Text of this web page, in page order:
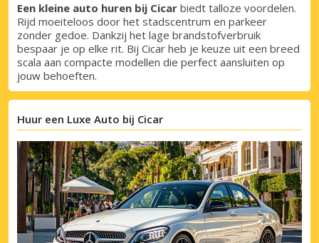
Topbesparingen
Krijg toegang tot exclusieve
partneraanbiedingen
Inloggen met eLink
Een kleine auto huren bij Cicar biedt talloze voordelen.
Rijd moeiteloos door het stadscentrum en parkeer
zonder gedoe. Dankzij het lage brandstofverbruik
bespaar je op elke rit. Bij Cicar heb je keuze uit een breed
scala aan compacte modellen die perfect aansluiten op
jouw behoeften.
Huur een Luxe Auto bij Cicar